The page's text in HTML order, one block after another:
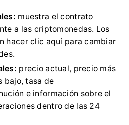
muestra el contrato
a las criptomonedas. Los
hacer clic aquí para cambiar
precio actual, precio más
bajo, tasa de
e información sobre el
dentro de las 24